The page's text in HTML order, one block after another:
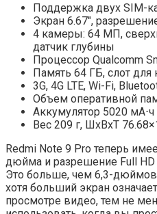
Поддержка двух SIM-
Экран 6.67″,
4 камеры: 64 МП,
датчик глубины
Процессор Qualcomm
Память 64 ГБ, слот для
3G, 4G LTE, Wi-Fi,
Объем оперативной
Аккумулятор 5020 мА⋅ч
Вес 209 г, ШxВxТ
Redmi Note 9 Pro теперь
дюйма и разрешение Full HD
Это больше, чем 6,3-
хотя больший экран
просмотре видео, тем не